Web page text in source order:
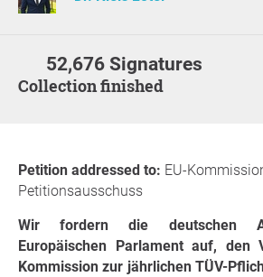
52,676 Signatures
Collection finished
Petition addressed to: EU-
Petitionsausschuss
Wir fordern die deutschen
Europäischen Parlament auf, den
Kommission zur jährlichen TÜV-